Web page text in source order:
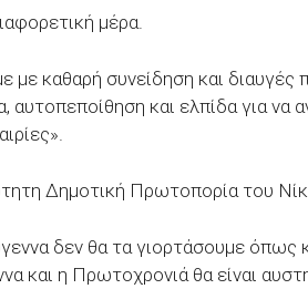
μέρα.
με καθαρή συνείδηση και διαυγές
αυτοπεποίθηση και ελπίδα για να
Δημοτική Πρωτοπορία του
δεν θα τα γιορτάσουμε όπως
και η Πρωτοχρονιά θα είναι